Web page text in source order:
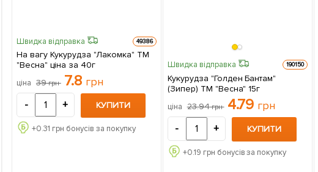
Швидка відправка 49386
На вагу Кукурудза "Лакомка" ТМ
"Весна" ціна за 40г
ціна 39грн 7.8 грн
- + КУПИТИ
+0.31 грн бонусів за покупку
Швидка відправка 190150
Кукурудза "Голден Бантам"
(Зипер) ТМ "Весна" 15г
ціна 23.94грн 4.79 грн
- + КУПИТИ
+0.19 грн бонусів за покупку